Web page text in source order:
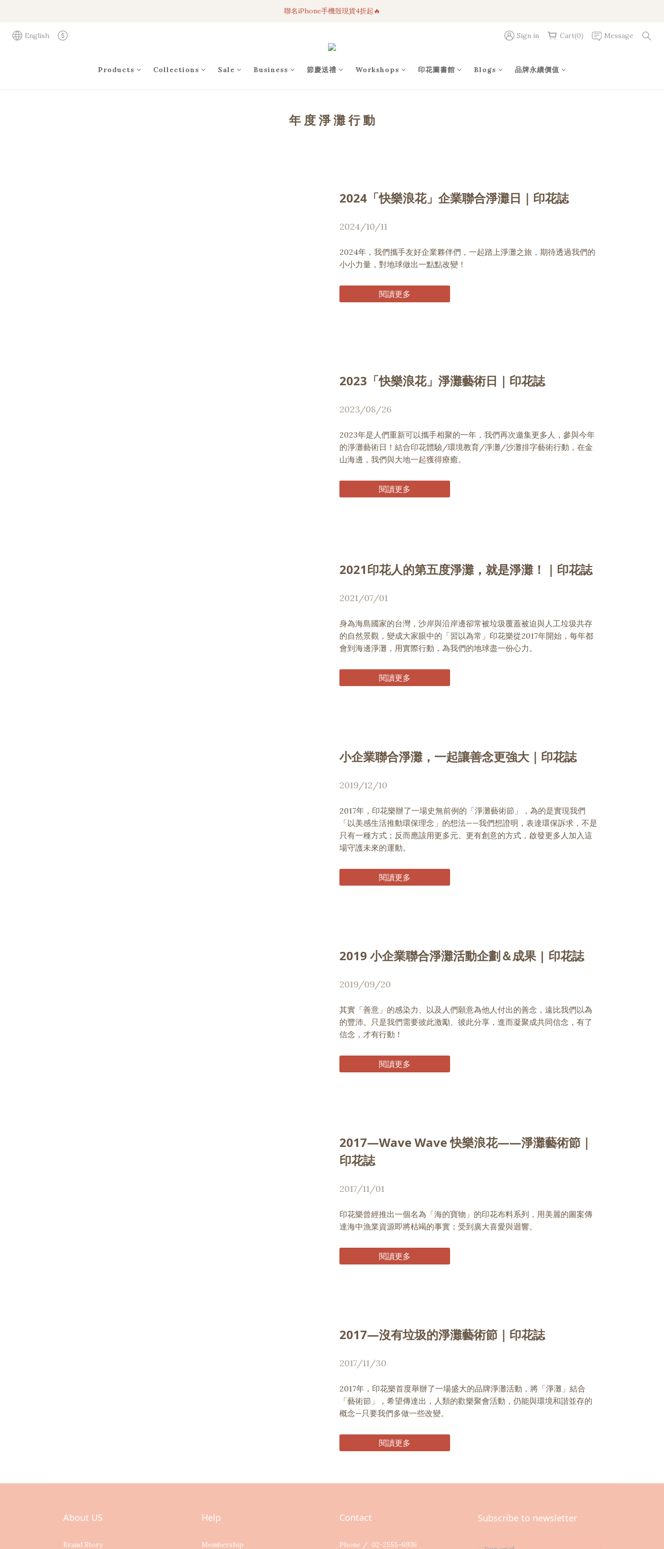
3C科技好物｜任選2件95折！
聯名iPhone手機殼現貨4折起🔥
English Sign in Cart(0) Message
Products Collections Sale Business 節慶送禮 Workshops 印花圖書館 Blogs 品牌永續價值
年 度 淨 灘 行 動
2024「快樂浪花」企業聯合淨灘日｜印花誌
2024/10/11
2024年，我們攜手友好企業夥伴們，一起踏上淨灘之旅，期待透過我們的
小小力量，對地球做出一點點改變！
閱讀更多
2023「快樂浪花」淨灘藝術日｜印花誌
2023/08/26
2023年是人們重新可以攜手相聚的一年，我們再次邀集更多人，參與今年
的淨灘藝術日！結合印花體驗/環境教育/淨灘/沙灘排字藝術行動，在金
山海邊，我們與大地一起獲得療癒。
閱讀更多
2021印花人的第五度淨灘，就是淨灘！｜印花誌
2021/07/01
身為海島國家的台灣，沙岸與沿岸邊卻常被垃圾覆蓋被迫與人工垃圾共存
的自然景觀，變成大家眼中的「習以為常」印花樂從2017年開始，每年都
會到海邊淨灘，用實際行動，為我們的地球盡一份心力。
閱讀更多
小企業聯合淨灘，一起讓善念更強大｜印花誌
2019/12/10
2017年，印花樂辦了一場史無前例的「淨灘藝術節」，為的是實現我們
「以美感生活推動環保理念」的想法——我們想證明，表達環保訴求，不是
只有一種方式；反而應該用更多元、更有創意的方式，啟發更多人加入這
場守護未來的運動。
閱讀更多
2019 小企業聯合淨灘活動企劃＆成果 | 印花誌
2019/09/20
其實「善意」的感染力、以及人們願意為他人付出的善念，遠比我們以為
的豐沛。只是我們需要彼此激勵、彼此分享，進而凝聚成共同信念，有了
信念，才有行動！
閱讀更多
2017—Wave Wave 快樂浪花——淨灘藝術節｜
印花誌
2017/11/01
印花樂曾經推出一個名為「海的寶物」的印花布料系列，用美麗的圖案傳
達海中漁業資源即將枯竭的事實；受到廣大喜愛與迴響。
閱讀更多
2017—沒有垃圾的淨灘藝術節｜印花誌
2017/11/30
2017年，印花樂首度舉辦了一場盛大的品牌淨灘活動，將「淨灘」結合
「藝術節」，希望傳達出，人類的歡樂聚會活動，仍能與環境和諧並存的
概念—只要我們多做一些改變。
閱讀更多
About US
Brand Story
Help
Membership
Contact
Phone / 02-2555-6936
Subscribe to newsletter